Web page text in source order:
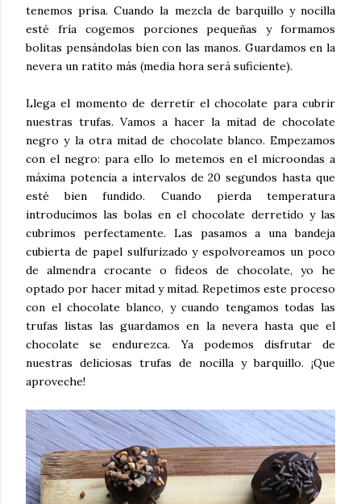
tenemos prisa. Cuando la mezcla de barquillo y nocilla
esté fría cogemos porciones pequeñas y formamos
bolitas pensándolas bien con las manos. Guardamos en la
nevera un ratito más (media hora será suficiente).
Llega el momento de derretir el chocolate para cubrir
nuestras trufas. Vamos a hacer la mitad de chocolate
negro y la otra mitad de chocolate blanco. Empezamos
con el negro: para ello lo metemos en el microondas a
máxima potencia a intervalos de 20 segundos hasta que
esté bien fundido. Cuando pierda temperatura
introducimos las bolas en el chocolate derretido y las
cubrimos perfectamente. Las pasamos a una bandeja
cubierta de papel sulfurizado y espolvoreamos un poco
de almendra crocante o fideos de chocolate, yo he
optado por hacer mitad y mitad. Repetimos este proceso
con el chocolate blanco, y cuando tengamos todas las
trufas listas las guardamos en la nevera hasta que el
chocolate se endurezca. Ya podemos disfrutar de
nuestras deliciosas trufas de nocilla y barquillo. ¡Que
aproveche!